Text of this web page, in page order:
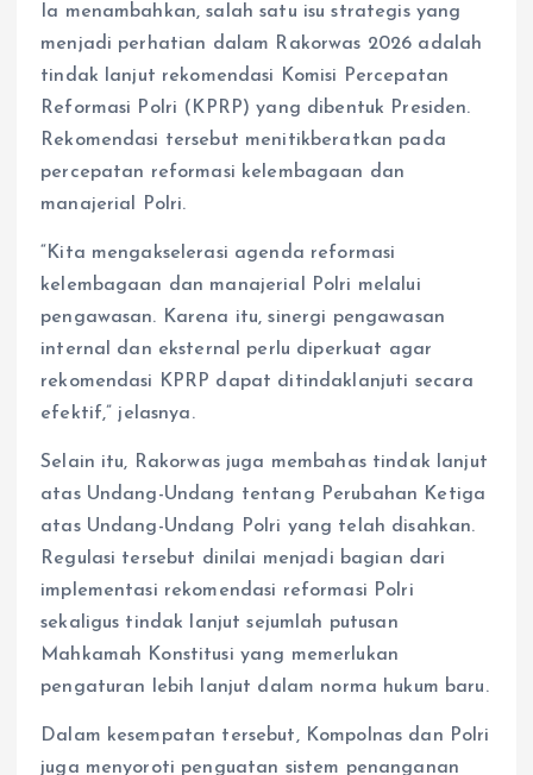
Ia menambahkan, salah satu isu strategis yang
menjadi perhatian dalam Rakorwas 2026 adalah
tindak lanjut rekomendasi Komisi Percepatan
Reformasi Polri (KPRP) yang dibentuk Presiden.
Rekomendasi tersebut menitikberatkan pada
percepatan reformasi kelembagaan dan
manajerial Polri.
“Kita mengakselerasi agenda reformasi
kelembagaan dan manajerial Polri melalui
pengawasan. Karena itu, sinergi pengawasan
internal dan eksternal perlu diperkuat agar
rekomendasi KPRP dapat ditindaklanjuti secara
efektif,” jelasnya.
Selain itu, Rakorwas juga membahas tindak lanjut
atas Undang-Undang tentang Perubahan Ketiga
atas Undang-Undang Polri yang telah disahkan.
Regulasi tersebut dinilai menjadi bagian dari
implementasi rekomendasi reformasi Polri
sekaligus tindak lanjut sejumlah putusan
Mahkamah Konstitusi yang memerlukan
pengaturan lebih lanjut dalam norma hukum baru.
Dalam kesempatan tersebut, Kompolnas dan Polri
juga menyoroti penguatan sistem penanganan